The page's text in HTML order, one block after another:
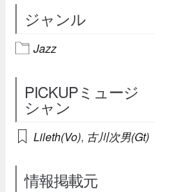
ジャンル
Jazz
PICKUPミュージ
シャン
Lileth(Vo), 古川次男(Gt)
情報掲載元